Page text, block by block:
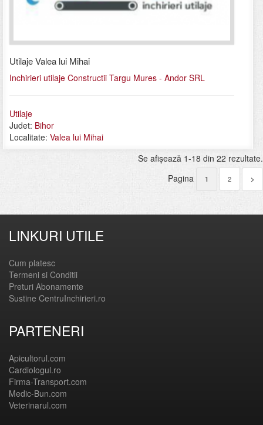
Utilaje Valea lui Mihai
Inchirieri utilaje Constructii Targu Mures - Andor SRL
Utilaje
Judet: Bihor
Localitate: Valea lui Mihai
Se afişează 1-18 din 22 rezultate.
Pagina
1 2 >
LINKURI UTILE
Cum platesc
Termeni si Conditii
Preturi Abonamente
Sustine CentruInchirieri.ro
PARTENERI
Apicultorul.com
Cardiologul.ro
Firma-Transport.com
Medic-Bun.com
Veterinarul.com